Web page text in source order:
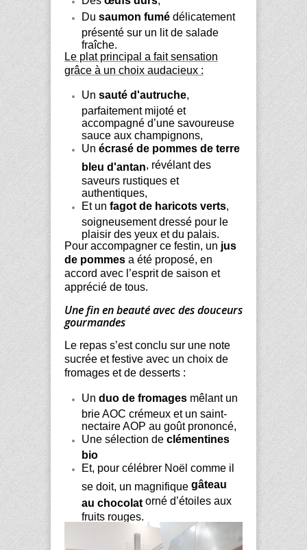
Du saumon fumé délicatement
présenté sur un lit de salade
fraîche.
Le plat principal a fait sensation
grâce à un choix audacieux :
Un sauté d'autruche,
parfaitement mijoté et
accompagné d’une savoureuse
sauce aux champignons,
Un écrasé de pommes de terre
bleu d'antan, révélant des
saveurs rustiques et
authentiques,
Et un fagot de haricots verts,
soigneusement dressé pour le
plaisir des yeux et du palais.
Pour accompagner ce festin, un jus
de pommes a été proposé, en
accord avec l’esprit de saison et
apprécié de tous.
Une fin en beauté avec des douceurs
gourmandes
Le repas s’est conclu sur une note
sucrée et festive avec un choix de
fromages et de desserts :
Un duo de fromages mêlant un
brie AOC crémeux et un saint-
nectaire AOP au goût prononcé,
Une sélection de clémentines
bio
Et, pour célébrer Noël comme il
se doit, un magnifique gâteau
au chocolat orné d’étoiles aux
fruits rouges.